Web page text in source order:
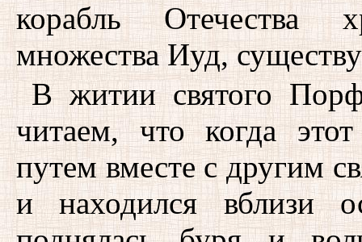
корабль Отечества
множества Иуд,
В житии святого
читаем, что когда
путем вместе с другим
и находился вблизи